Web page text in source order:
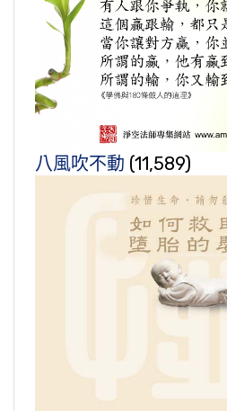
八風吹不動 (11,589)